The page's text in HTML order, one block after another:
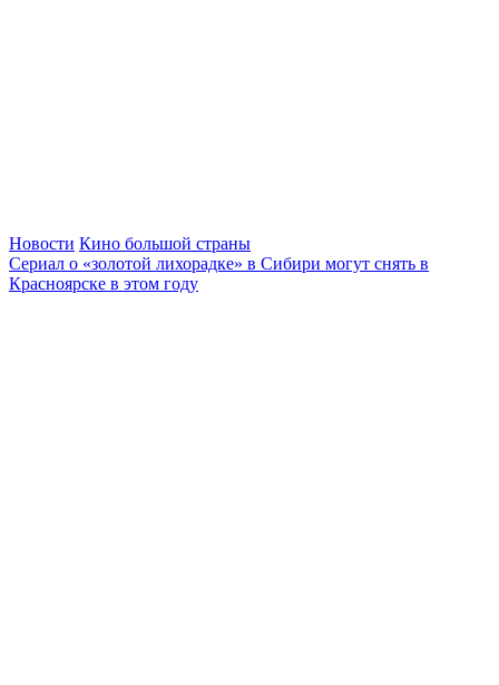
Новости Кино большой страны
Сериал о «золотой лихорадке» в Сибири могут снять в
Красноярске в этом году